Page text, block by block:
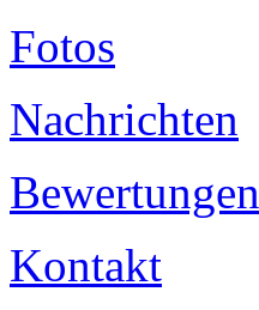
Fotos
Nachrichten
Bewertungen
Kontakt